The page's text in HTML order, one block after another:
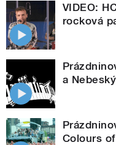
VIDEO:
rocková
a
Colours